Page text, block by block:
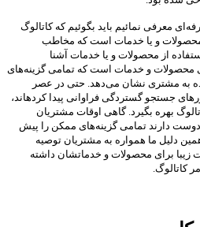
معرفی نمائیم باید بگوئیم که کاتالوگ
و یا خدمات است که مخاطب
از محصولات و یا خدمات آشنا
محصولات و خدمات است که تمامی گزینه‌های
به مشتری نشان می‌دهد. حتی در عصر
کنونی که تبلیغات الکترونیکی و موتورهای جستجو گستردگی فراوانی پیدا کرده‎اند،
بهره بگیرد. گاهی اوقات مشتریان
دارند تمامی گزینه‌های ممکن را پیش
دلیل ما همواره به مشتریان توصیه
زیبا برای محصولات و خدماتشان داشته
کاتالوگ.